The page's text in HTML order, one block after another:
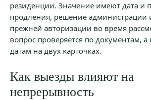
резиденции. Значение имеют дата и
продления, решение администрации
прежней авторизации во время
вопрос проверяется по документам, а
датам на двух карточках.
Как выезды влияют на
непрерывность